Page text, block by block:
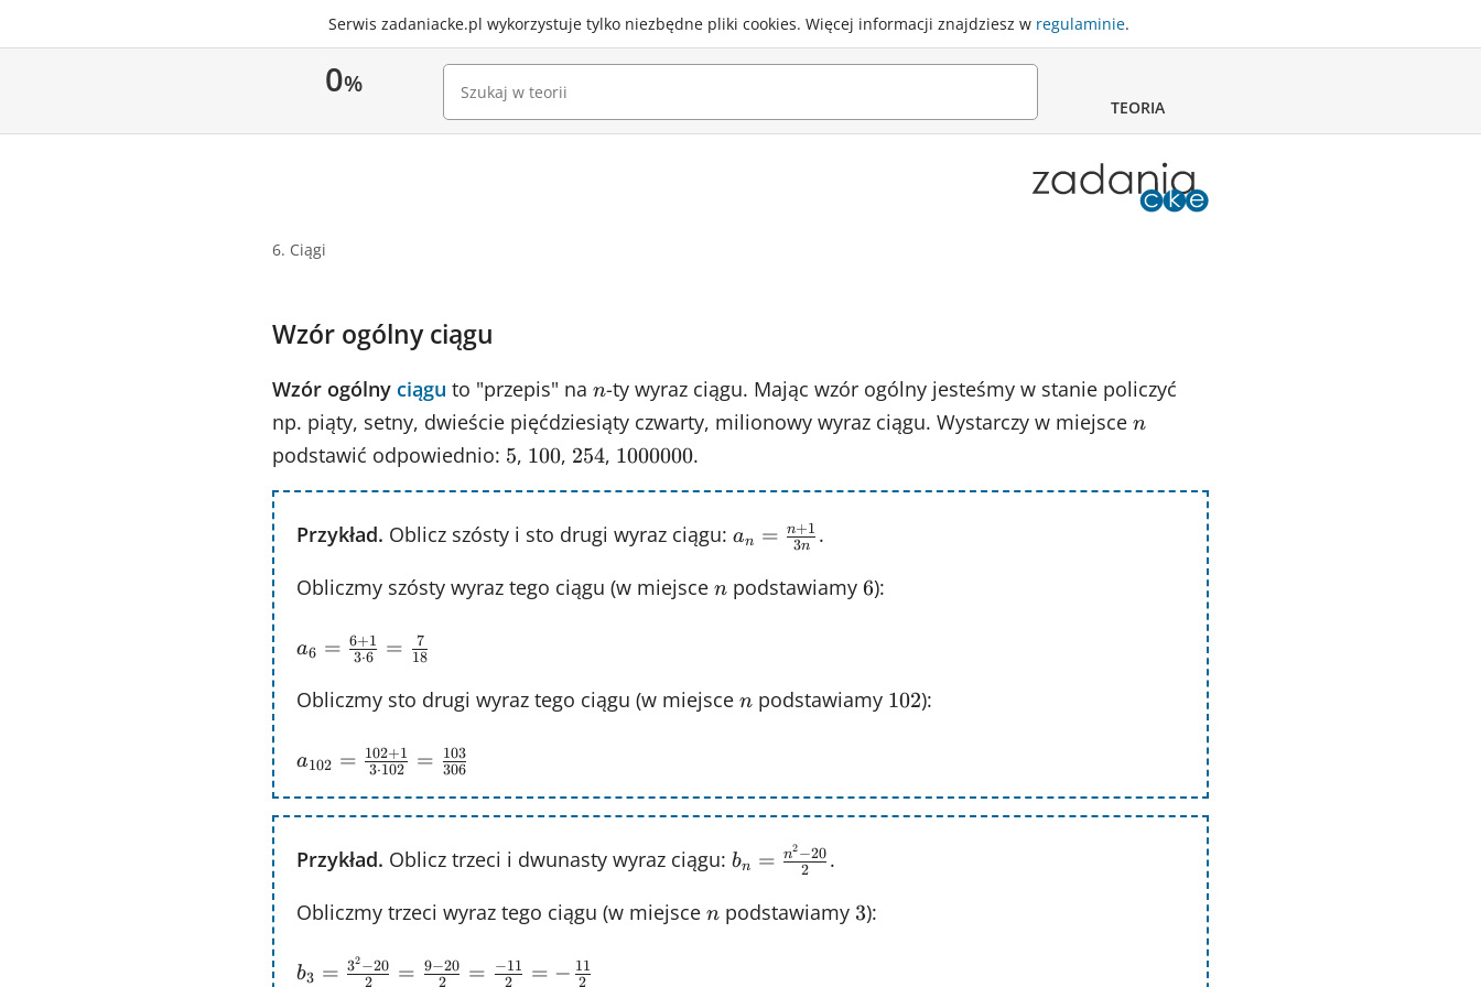
Serwis zadaniacke.pl wykorzystuje tylko niezbędne pliki cookies. Więcej informacji znajdziesz w regulaminie.
0%
TEORIA
6. Ciągi
Wzór ogólny ciągu
Wzór ogólny ciągu to "przepis" na n
n-ty wyraz ciągu. Mając wzór ogólny jesteśmy w stanie policzyć
np. piąty, setny, dwieście pięćdziesiąty czwarty, milionowy wyraz ciągu. Wystarczy w miejsce n
n
podstawić odpowiednio: 5
5, 100
100, 254
254, 1000000
1000000.
Przykład. Oblicz szósty i sto drugi wyraz ciągu: a_{n} =
\frac{n+1}
{3n}
an = 3n
n+1 .
Obliczmy szósty wyraz tego ciągu (w miejsce n
n podstawiamy 6
6):
a_{6} =
\frac{6+1}
{3\cdot6}
{18}
a6 = 3⋅6
6+1 = 18
7
Obliczmy sto drugi wyraz tego ciągu (w miejsce n
n podstawiamy 102
102):
a_{102} =
\frac{102+1}
{3\cdot102}
{306}
a102 = 3⋅102
102+1 = 306
103
Przykład. Oblicz trzeci i dwunasty wyraz ciągu: b_{n} =
\frac{n^2-
20}{2}
bn = 2
n2−20 .
Obliczmy trzeci wyraz tego ciągu (w miejsce n
n podstawiamy 3
3):
b_{3} =
b3 = 2
32−20 = 2
9−20 = 2
−11 = − 2
11